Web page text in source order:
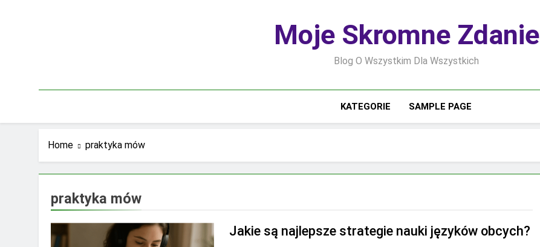
Moje Skromne Zdanie
Blog O Wszystkim Dla Wszystkich
KATEGORIE SAMPLE PAGE
Home praktyka mów
praktyka mów
Jakie są najlepsze strategie nauki języków obcych?